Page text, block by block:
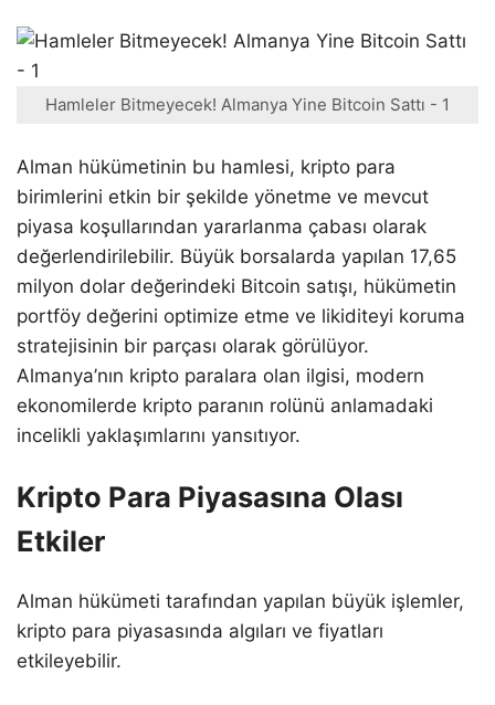
Hamleler Bitmeyecek! Almanya Yine Bitcoin Sattı - 1
Alman hükümetinin bu hamlesi, kripto para
birimlerini etkin bir şekilde yönetme ve mevcut
piyasa koşullarından yararlanma çabası olarak
değerlendirilebilir. Büyük borsalarda yapılan 17,65
milyon dolar değerindeki Bitcoin satışı, hükümetin
portföy değerini optimize etme ve likiditeyi koruma
stratejisinin bir parçası olarak görülüyor.
Almanya’nın kripto paralara olan ilgisi, modern
ekonomilerde kripto paranın rolünü anlamadaki
incelikli yaklaşımlarını yansıtıyor.
Kripto Para Piyasasına Olası
Etkiler
Alman hükümeti tarafından yapılan büyük işlemler,
kripto para piyasasında algıları ve fiyatları
etkileyebilir.